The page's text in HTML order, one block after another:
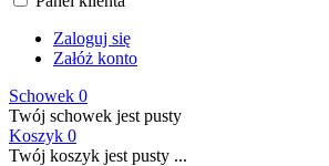
Zaloguj się
Załóż konto
Schowek 0
Twój schowek jest pusty
Koszyk 0
Twój koszyk jest pusty ...